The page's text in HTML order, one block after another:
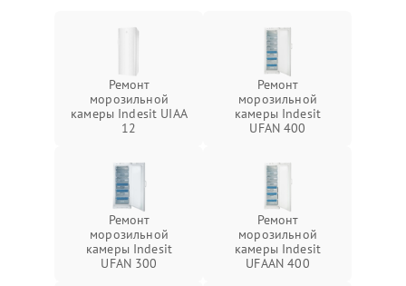
Ремонт
морозильной
камеры Indesit UIAA
12
Ремонт
морозильной
камеры Indesit
UFAN 400
Ремонт
морозильной
камеры Indesit
UFAN 300
Ремонт
морозильной
камеры Indesit
UFAAN 400